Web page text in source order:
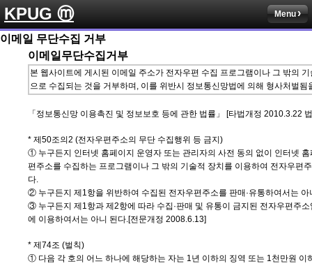
KPUG ⓜ Menu
이메일 무단수집 거부
이메일무단수집거부
본 웹사이트에 게시된 이메일 주소가 전자우편 수집 프로그램이나 그 밖의
으로 수집되는 것을 거부하며, 이를 위반시 정보통신망법에 의해 형사처벌됨
「정보통신망 이용촉진 및 정보보호 등에 관한 법률」 [타법개정 2010.3.22
* 제50조의2 (전자우편주소의 무단 수집행위 등 금지)
① 누구든지 인터넷 홈페이지 운영자 또는 관리자의 사전 동의 없이 인터넷
편주소를 수집하는 프로그램이나 그 밖의 기술적 장치를 이용하여 전자우편
다.
② 누구든지 제1항을 위반하여 수집된 전자우편주소를 판매·유통하여서는 아
③ 누구든지 제1항과 제2항에 따라 수집·판매 및 유통이 금지된 전자우편주
에 이용하여서는 아니 된다.[전문개정 2008.6.13]
* 제74조 (벌칙)
① 다음 각 호의 어느 하나에 해당하는 자는 1년 이하의 징역 또는 1천만원 이